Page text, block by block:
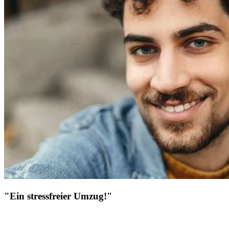
"Ein stressfreier Umzug!"